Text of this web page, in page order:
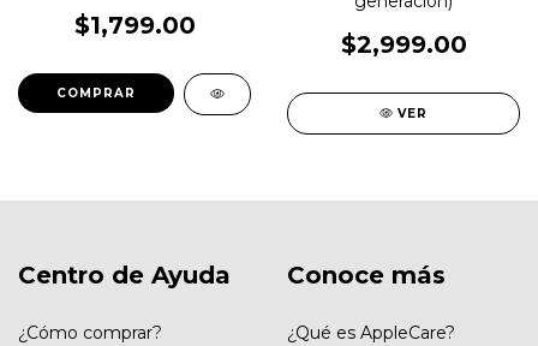
$1,799.00
$2,999.00
VER
Centro de Ayuda
¿Cómo comprar?
Conoce más
¿Qué es AppleCare?